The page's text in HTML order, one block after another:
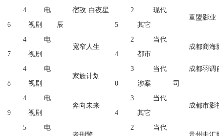
4
6
电
视剧
宿敌·白夜星
辰
2
5
现代
其它
童盟影业
4
7
电
视剧
宽窄人生
2
4
当代
都市
成都商海
4
8
电
视剧
家族计划
3
0
当代
涉案
成都羽调
司
4
9
电
视剧
奔向未来
3
4
当代
其它
成都市影
5
电
2
当代